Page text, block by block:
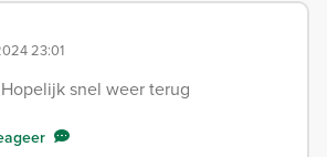
23:01
snel weer terug